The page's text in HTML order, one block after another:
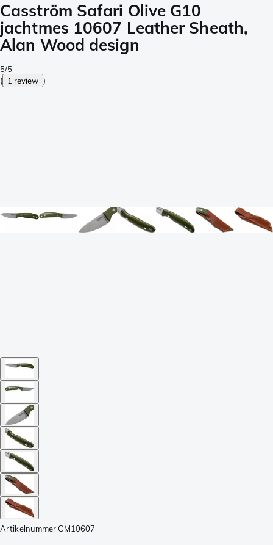
Casström Safari Olive G10
jachtmes 10607 Leather Sheath,
Alan Wood design
5/5
( 1 review )
Artikelnummer CM10607